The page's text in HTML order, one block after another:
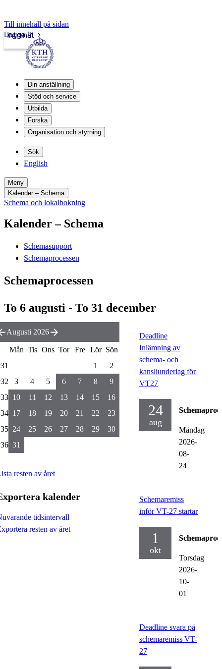
Till innehåll på sidan
Intranät
Logga in
Din anställning
Stöd och service
Utbilda
Forska
Organisation och styrning
Sök
English
Meny
Kalender – Schema
Schema och lokalbokning
Kalender – Schema
Schemasupport
Schemaprocessen
Schemaprocessen
To 6 augusti - To 31 december
Deadline
Inlämning av
schema- och
kansliunderlag för
VT27
24
aug
Måndag
2026-
08-
24
Schemaremiss
inför VT-27 startar
1
okt
Torsdag
2026-
10-
01
Deadline svara på
schemaremiss VT-
27
Augusti 2026
Mån Tis Ons Tor Fre Lör Sön
1
2
3 4 5 6 7 8
9
10 11 12 13 14 15
16
17 18 19 20 21 22
23
24 25 26 27 28 29
30
31
resten av året
kalender
tidsintervall
resten av året